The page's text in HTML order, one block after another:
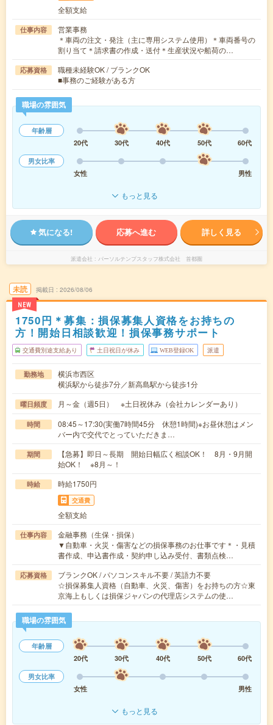
全額支給
仕事内容
営業事務
＊車両の注文・発注（主に専用システム使用）＊車両番号の
割り当て＊請求書の作成・送付＊生産状況や船荷の…
応募資格
職種未経験OK / ブランクOK
■事務のご経験がある方
職場の雰囲気
年齢層
20代
30代 40代 50代
60代
男女比率
女性
男性
もっと見る
気になる! 応募へ進む 詳しく見る
派遣会社 パーソルテンプスタッフ株式会社 首都圏
未読
NEW
掲載日 2026/08/06
1750円＊募集：損保募集人資格をお持ちの
方！開始日相談歓迎！損保事務サポート
交通費別途支給あり 土日祝日が休み WEB登録OK 派遣
勤務地
横浜市西区
横浜駅から徒歩7分／新高島駅から徒歩1分
曜日頻度 月～金（週5日） ※土日祝休み（会社カレンダーあり）
時間
08:45～17:30(実働7時間45分 休憩1時間)※お昼休憩はメン
バー内で交代でとっていただきま…
期間
【急募】即日～長期 開始日幅広く相談OK！ 8月・9月開
始OK！ ※8月～！
時給 時給1750円
交通費
全額支給
仕事内容
金融事務（生保・損保）
▼自動車・火災・傷害などの損保事務のお仕事です＊・見積
書作成、申込書作成・契約申し込み受付、書類点検…
応募資格
ブランクOK / パソコンスキル不要 / 英語力不要
☆損保募集人資格（自動車、火災、傷害）をお持ちの方☆東
京海上もしくは損保ジャパンの代理店システムの使…
職場の雰囲気
年齢層
20代
30代 40代 50代
60代
男女比率
女性
男性
もっと見る